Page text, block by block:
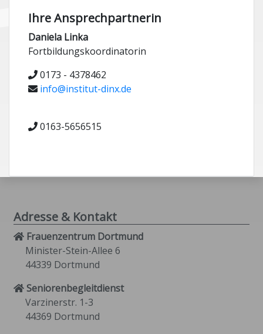
Ihre Ansprechpartnerin
Daniela Linka
Fortbildungskoordinatorin
0173 - 4378462
info@institut-dinx.de
0163-5656515
Adresse & Kontakt
Frauenzentrum Dortmund
Minister-Stein-Allee 6
44339 Dortmund
Seniorenbegleitdienst
Varzinerstr. 1-3
44369 Dortmund